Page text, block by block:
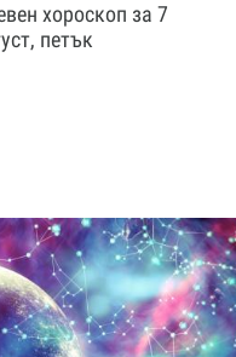
хороскоп за 7
петък